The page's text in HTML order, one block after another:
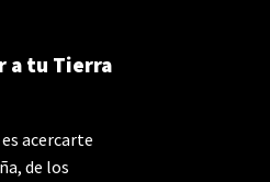
a tu Tierra
acercarte
de los